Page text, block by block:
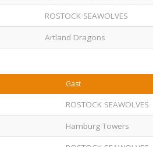
ROSTOCK SEAWOLVES
Artland Dragons
Gast
ROSTOCK SEAWOLVES
Hamburg Towers